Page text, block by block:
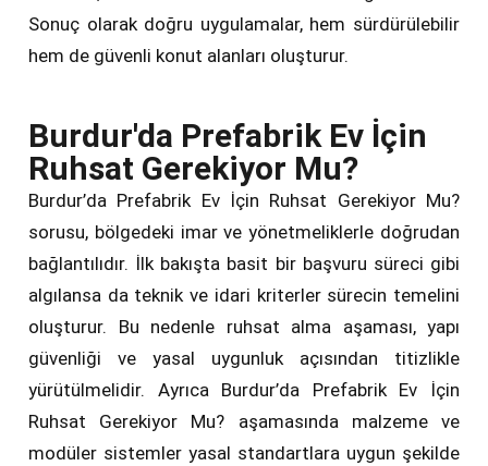
Sonuç olarak doğru uygulamalar, hem sürdürülebilir
hem de güvenli konut alanları oluşturur.
Burdur'da Prefabrik Ev İçin
Ruhsat Gerekiyor Mu?
Burdur’da Prefabrik Ev İçin Ruhsat Gerekiyor Mu?
sorusu, bölgedeki imar ve yönetmeliklerle doğrudan
bağlantılıdır. İlk bakışta basit bir başvuru süreci gibi
algılansa da teknik ve idari kriterler sürecin temelini
oluşturur. Bu nedenle ruhsat alma aşaması, yapı
güvenliği ve yasal uygunluk açısından titizlikle
yürütülmelidir. Ayrıca Burdur’da Prefabrik Ev İçin
Ruhsat Gerekiyor Mu? aşamasında malzeme ve
modüler sistemler yasal standartlara uygun şekilde